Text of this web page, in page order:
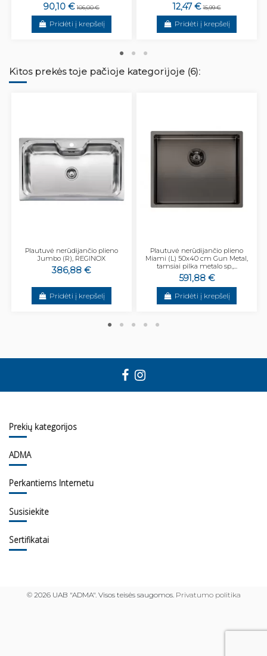
90,10 € 106,00 €
Pridėti į krepšelį
12,47 € 15,99 €
Pridėti į krepšelį
Kitos prekės toje pačioje kategorijoje (6):
Plautuvė nerūdijančio plieno
Jumbo (R), REGINOX
386,88 €
Pridėti į krepšelį
Plautuvė nerūdijančio plieno
Miami (L) 50x40 cm Gun Metal,
tamsiai pilka metalo sp.,...
591,88 €
Pridėti į krepšelį
Prekių kategorijos
ADMA
Perkantiems Internetu
Susisiekite
Sertifikatai
© 2026 UAB "ADMA". Visos teisės saugomos. Privatumo politika